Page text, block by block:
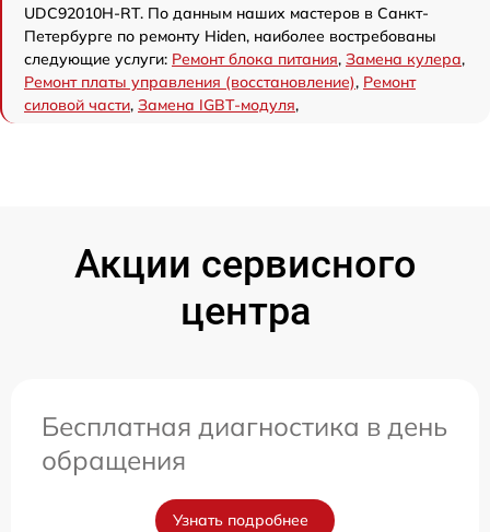
UDC92010H-RT. По данным наших мастеров в Санкт-
Петербурге по ремонту Hiden, наиболее востребованы
следующие услуги: Ремонт блока питания, Замена кулера,
Ремонт платы управления (восстановление), Ремонт
силовой части, Замена IGBT-модуля,
Акции сервисного
центра
Бесплатная диагностика в день
обращения
Узнать подробнее